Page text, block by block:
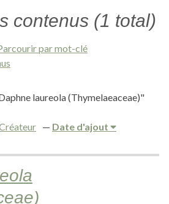
contenus (1 total)
par mot-clé
laureola (Thymelaeaceae)"
Date d'ajout